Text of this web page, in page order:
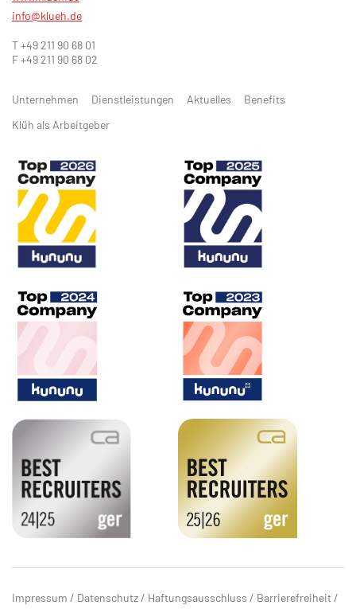
Unternehmen Dienstleistungen Aktuelles
Benefits
Klüh als Arbeitgeber
Impressum / Datenschutz / Haftungsausschluss / Barrierefreiheit /
info@klueh.de
T +49 211 90 68 01
F +49 211 90 68 02